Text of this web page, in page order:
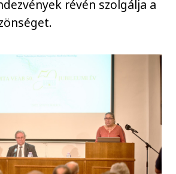
révén szolgálja a